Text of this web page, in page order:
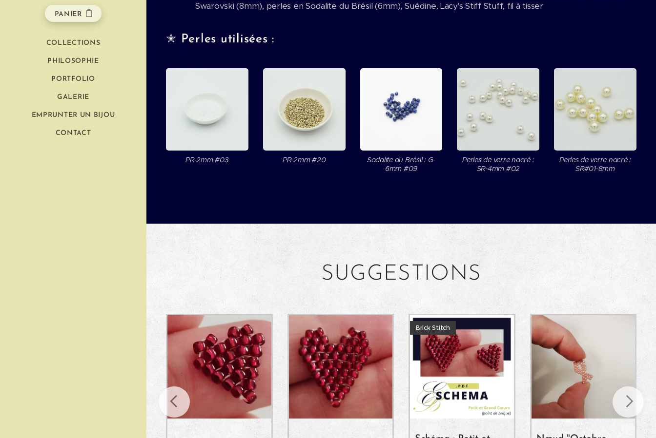
PANIER
COLLECTIONS
PHILOSOPHIE
PORTFOLIO
GALERIE
EMPRUNTER UN BIJOU
CONTACT
Swarovski (8mm), perles en Sodalite du Brésil (6mm), Suédine, Lacy's Stiff Stuff, fil à tisser
✭ Perles utilisées :
PR-2mm #03 PR-2mm #20
Sodalite du Brésil : G-
6mm #09
Perles de verre nacré :
SR-4mm #02
Perles de verre nacré :
SR#01-8mm
SUGGESTIONS
Brick Stitch